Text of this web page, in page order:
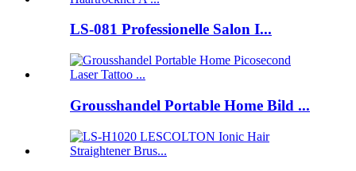
LS-081 Professionelle Salon I...
Grousshandel Portable Home Bild ...